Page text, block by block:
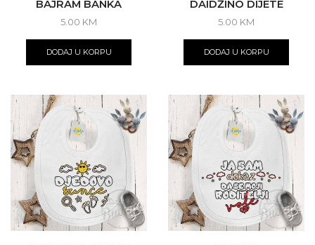
BAJRAM BANKA
5.00 KM
DODAJ U KORPU
DAIDŽINO DIJETE
5.00 KM
DODAJ U KORPU